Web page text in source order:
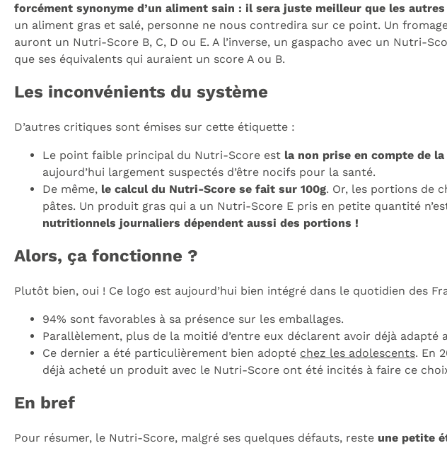
forcément synonyme d’un aliment sain : il sera juste meilleur que les
un aliment gras et salé, personne ne nous contredira sur ce point. Un
auront un Nutri-Score B, C, D ou E. A l’inverse, un gaspacho avec un Nutri-
que ses équivalents qui auraient un score A ou B.
Les inconvénients du système
D’autres critiques sont émises sur cette étiquette :
Le point faible principal du Nutri-Score est la non prise en compte de
aujourd’hui largement suspectés d’être nocifs pour la santé.
De même, le calcul du Nutri-Score se fait sur 100g. Or, les portions de
pâtes. Un produit gras qui a un Nutri-Score E pris en petite quantité
nutritionnels journaliers dépendent aussi des portions !
Alors, ça fonctionne ?
Plutôt bien, oui ! Ce logo est aujourd’hui bien intégré dans le quotidien des
94% sont favorables à sa présence sur les emballages.
Parallèlement, plus de la moitié d’entre eux déclarent avoir déjà
Ce dernier a été particulièrement bien adopté chez les adolescents. En
déjà acheté un produit avec le Nutri-Score ont été incités à faire ce
En bref
Pour résumer, le Nutri-Score, malgré ses quelques défauts, reste une petite